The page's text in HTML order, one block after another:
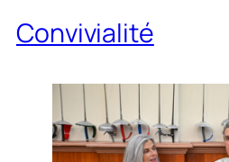
Convivialité